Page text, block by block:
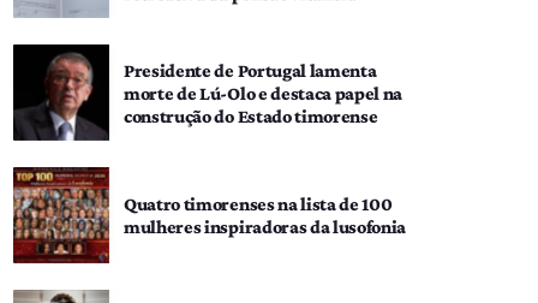
Presidente de Portugal lamenta
morte de Lú-Olo e destaca papel na
construção do Estado timorense
Quatro timorenses na lista de 100
mulheres inspiradoras da lusofonia